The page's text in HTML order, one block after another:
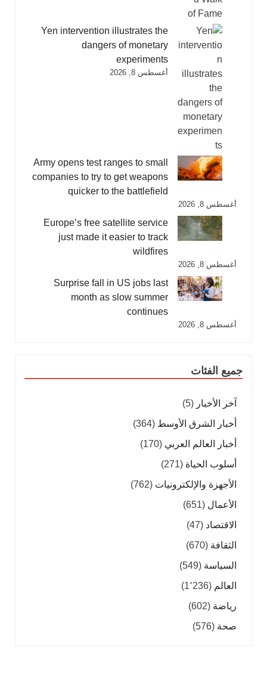
Yen intervention illustrates the
dangers of monetary
experiments
أغسطس 8, 2026
Army opens test ranges to small
companies to try to get weapons
quicker to the battlefield
أغسطس 8, 2026
Europe’s free satellite service
just made it easier to track
wildfires
أغسطس 8, 2026
Surprise fall in US jobs last
month as slow summer
continues
أغسطس 8, 2026
جميع الفئات
آخر الأخبار (5)
أخبار الشرق الأوسط (364)
أخبار العالم العربي (170)
أسلوب الحياة (271)
الأجهزة والإلكترونيات (762)
الأعمال (651)
الاقتصاد (47)
الثقافة (670)
السياسة (549)
العالم (1٬236)
رياضة (602)
صحة (576)